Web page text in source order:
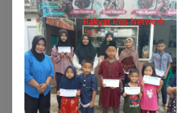
Taekwondo Championship
2026